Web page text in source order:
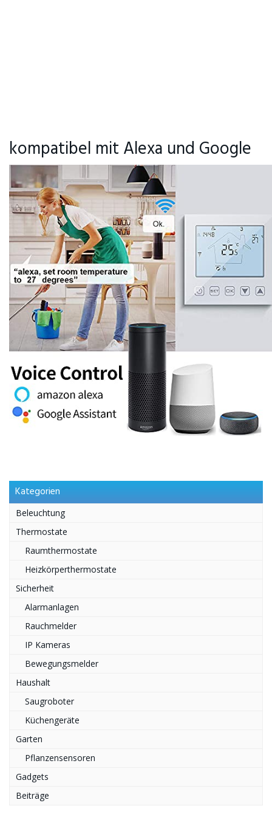
kompatibel mit Alexa und Google
Kategorien
Beleuchtung
Thermostate
Raumthermostate
Heizkörperthermostate
Sicherheit
Alarmanlagen
Rauchmelder
IP Kameras
Bewegungsmelder
Haushalt
Saugroboter
Küchengeräte
Garten
Pflanzensensoren
Gadgets
Beiträge